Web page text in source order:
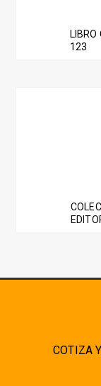
123
COTIZA